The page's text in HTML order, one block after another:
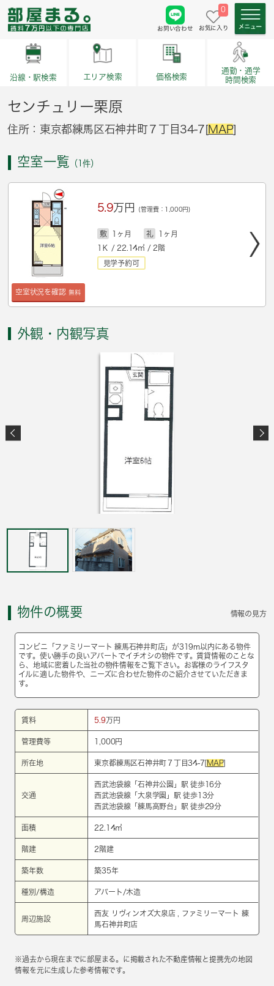
お問い合わせ
0
お気に入り
沿線・駅検索 エリア検索 価格検索
通勤・通学
時間検索
センチュリー栗原
住所：東京都練馬区石神井町７丁目34-7[MAP]
空室一覧 （1件）
空室状況を確認 無料
5.9万円 (管理費：1,000円)
敷 1ヶ月 礼
1ヶ月
1Ｋ / 22.14㎡ / 2階
見学予約可
外観・内観写真
物件の概要 情報の見方
コンビニ「ファミリーマート 練馬石神井町店」が319m以内にある物件
です。使い勝手の良いアパートでイチオシの物件です。賃貸情報のことな
ら、地域に密着した当社の物件情報をご覧下さい。お客様のライフスタ
イルに適した物件や、ニーズに合わせた物件のご紹介させていただきま
す。
賃料 5.9万円
管理費等 1,000円
所在地 東京都練馬区石神井町７丁目34-7[MAP]
交通
西武池袋線 「石神井公園 」駅 徒歩16分
西武池袋線 「大泉学園 」駅 徒歩13分
西武池袋線 「練馬高野台 」駅 徒歩29分
面積 22.14㎡
階建 2階建
築年数 築35年
種別/構造 アパート/木造
周辺施設
西友 リヴィンオズ大泉店 , ファミリーマート 練
馬石神井町店
※過去から現在までに部屋まる。に掲載された不動産情報と提携先の地図
情報を元に生成した参考情報です。